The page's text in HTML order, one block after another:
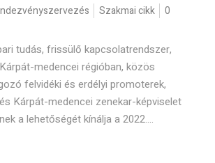
Szakmai cikk
0
tudás, frissülő kapcsolatrendszer,
medencei régióban, közös
felvidéki és erdélyi promoterek,
Kárpát-medencei zenekar-képviselet
a lehetőségét kínálja a 2022....